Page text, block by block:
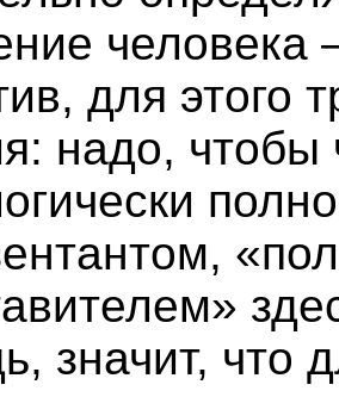
человека
для этого
надо, чтобы
значит, что